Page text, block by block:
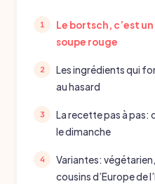
Le bortsch, c’est
soupe rouge
Les ingrédients qui
au hasard
La recette pas à pas:
le dimanche
Variantes:
cousins d’Europe de